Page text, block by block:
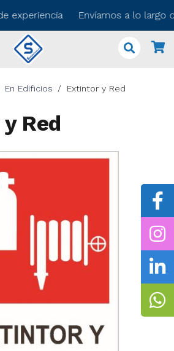
experiencia Envíamos a lo
En Edificios / Extintor y Red
Red